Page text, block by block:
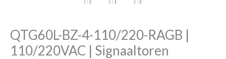
QTG60L-BZ-4-110/220-RAGB |
110/220VAC | Signaaltoren